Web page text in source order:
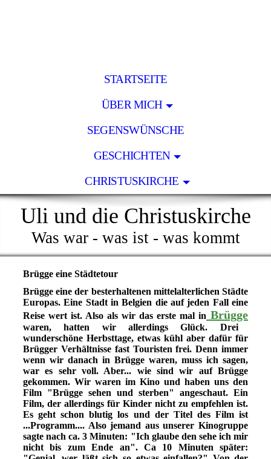
STARTSEITE
ÜBER MICH
SEGENSWÜNSCHE
GESCHICHTEN
CHRISTUSKIRCHE
Uli und die Christuskirche
Was war - was ist - was kommt
Brügge eine Städtetour
Brügge eine der besterhaltenen mittelalterlichen Städte
Europas. Eine Stadt in Belgien die auf jeden Fall eine
Reise wert ist. Also als wir das erste mal in Brügge
waren, hatten wir allerdings Glück. Drei
wunderschöne Herbsttage, etwas kühl aber dafür für
Brügger Verhältnisse fast Touristen frei. Denn immer
wenn wir danach in Brügge waren, muss ich sagen,
war es sehr voll. Aber... wie sind wir auf Brügge
gekommen. Wir waren im Kino und haben uns den
Film "Brügge sehen und sterben" angeschaut. Ein
Film, der allerdings für Kinder nicht zu empfehlen ist.
Es geht schon blutig los und der Titel des Film ist
...Programm.... Also jemand aus unserer Kinogruppe
sagte nach ca. 3 Minuten: "Ich glaube den sehe ich mir
nicht bis zum Ende an". Ca 10 Minuten später: